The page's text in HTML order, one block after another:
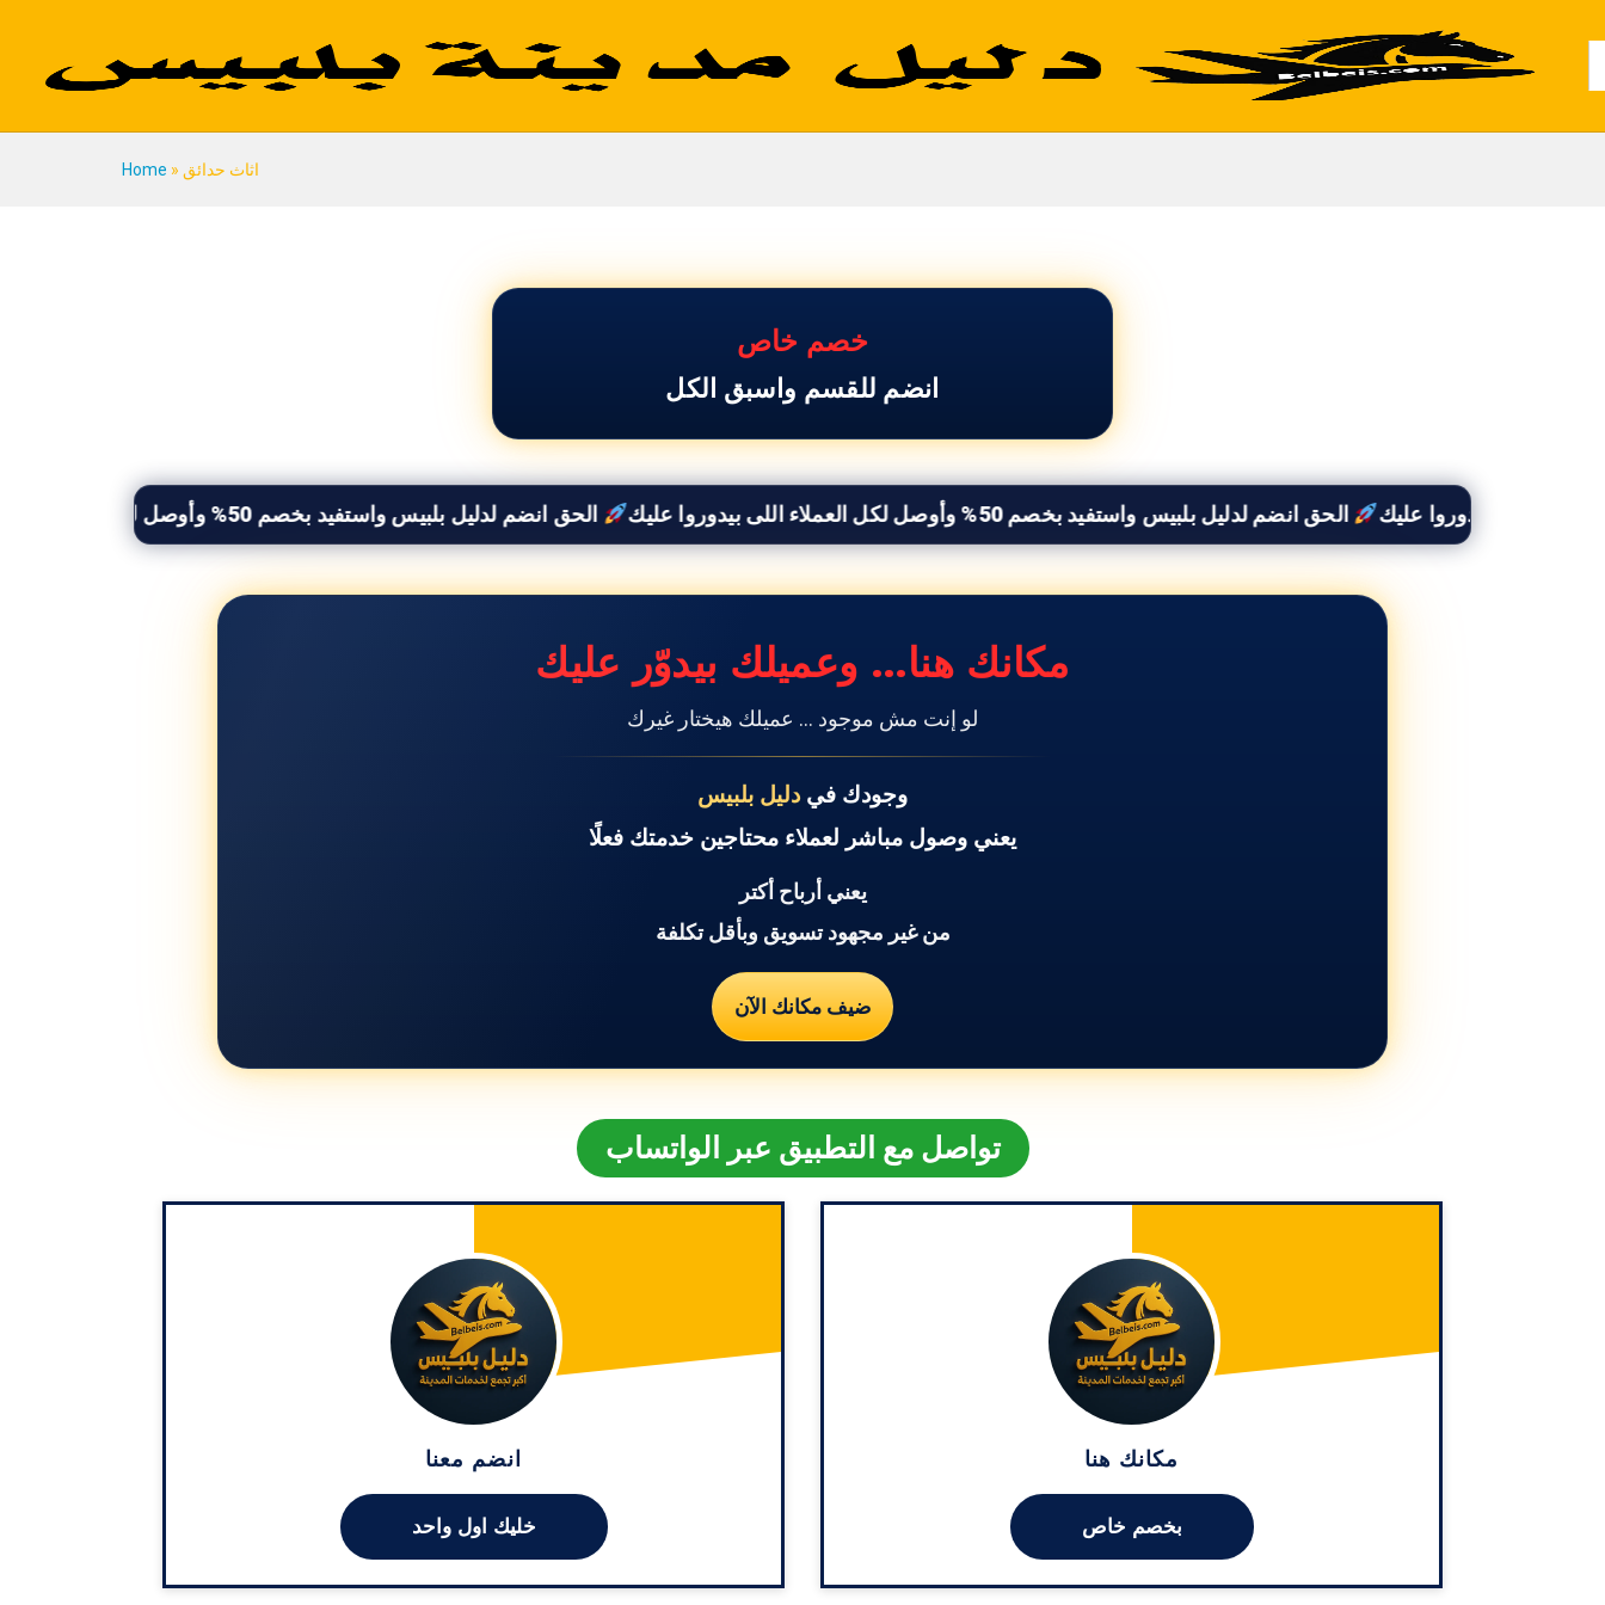
Home » اثاث حدائق
اثاث حدائق
خصم خاص
انضم للقسم واسبق الكل
الحق انضم لدليل بلبيس واستفيد بخصم 50% وأوصل لكل العملاء اللى بيدوروا عليك الحق انضم لدليل بلبيس واستفيد بخصم 50% وأوصل لكل العملاء اللى بيدوروا عليك
مكانك هنا… وعميلك بيدوّر عليك
لو إنت مش موجود … عميلك هيختار غيرك
وجودك فيدليل بلبيس
يعني وصول مباشر لعملاء محتاجين خدمتك فعلًا
يعني أرباح أكتر
من غير مجهود تسويق وبأقل تكلفة
ضيف مكانك الآن
تواصل مع التطبيق عبر الواتساب
انضم معنا
خليك اول واحد
مكانك هنا
بخصم خاص